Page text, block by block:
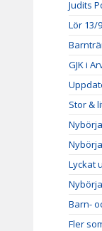
Judits
Lör 13/
GJK i
Stor &
Lyckat
Barn-
Fler